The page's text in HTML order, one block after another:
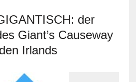
der
Giant’s Causeway
Irlands